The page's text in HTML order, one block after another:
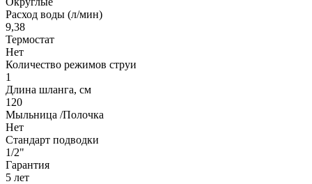
Расход воды (л/мин)
9,38
Термостат
Нет
Количество режимов струи
1
Длина шланга, см
120
Мыльница /Полочка
Нет
Стандарт подводки
1/2"
Гарантия
5 лет